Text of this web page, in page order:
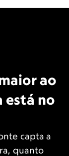
ao
está no
capta a
quanto